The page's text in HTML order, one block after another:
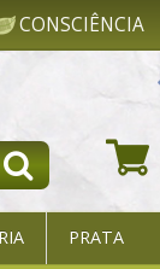
CONSCIÊNCIA
PRATA